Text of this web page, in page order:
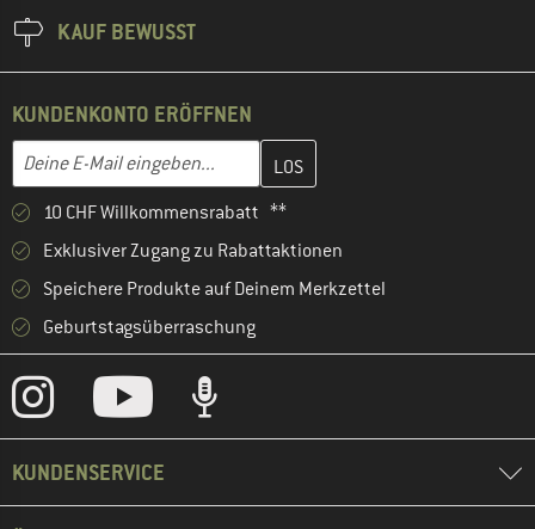
KAUF BEWUSST
KUNDENKONTO ERÖFFNEN
E-Mail-Adresse
Gib hier deine E-Mail-Adresse ein und erstelle im nächsten
10 CHF Willkommensrabatt **
Exklusiver Zugang zu Rabattaktionen
Speichere Produkte auf Deinem Merkzettel
Geburtstagsüberraschung
KUNDENSERVICE